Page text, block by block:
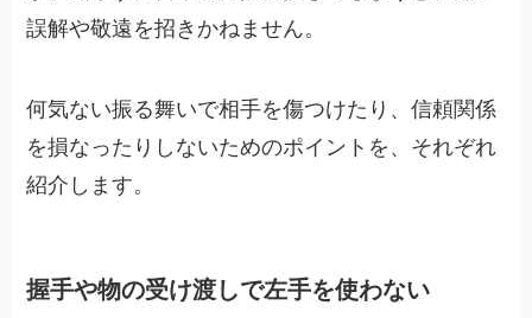
誤解や敬遠を招きかねません。
何気ない振る舞いで相手を傷つけたり、信頼関係
を損なったりしないためのポイントを、それぞれ
紹介します。
握手や物の受け渡しで左手を使わない